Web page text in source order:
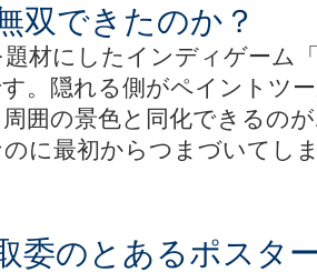
双できたのか？
材にしたインディゲーム
。隠れる側がペイントツ
囲の景色と同化できるの
に最初からつまづいてし
委のとあるポスタ